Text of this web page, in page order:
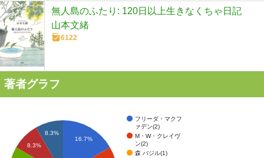
無人島のふたり: 120日以上生きなくちゃ日記
山本文緒
6122
著者グラフ
フリーダ・マクフ
ァデン(2)
M・W・クレイヴ
ン(2)
森 バジル(1)
16.7%
8.3%
8.3%